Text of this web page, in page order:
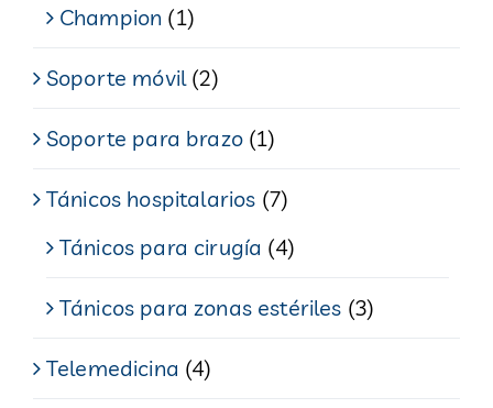
Champion (1)
Soporte móvil (2)
Soporte para brazo (1)
Tánicos hospitalarios (7)
Tánicos para cirugía (4)
Tánicos para zonas estériles (3)
Telemedicina (4)